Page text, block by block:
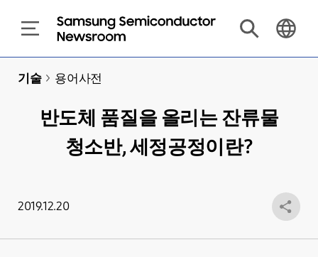
기술 > 용어사전
반도체 품질을 올리는 잔류물
청소반, 세정공정이란?
2019.12.20